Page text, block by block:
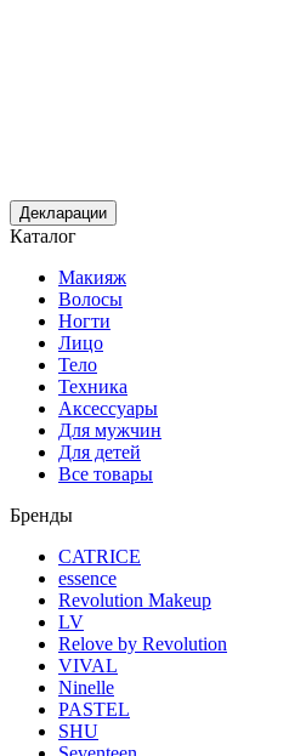
Декларации
Каталог
Макияж
Волосы
Ногти
Лицо
Тело
Техника
Аксессуары
Для мужчин
Для детей
Все товары
Бренды
CATRICE
essence
Revolution Makeup
LV
Relove by Revolution
VIVAL
Ninelle
PASTEL
SHU